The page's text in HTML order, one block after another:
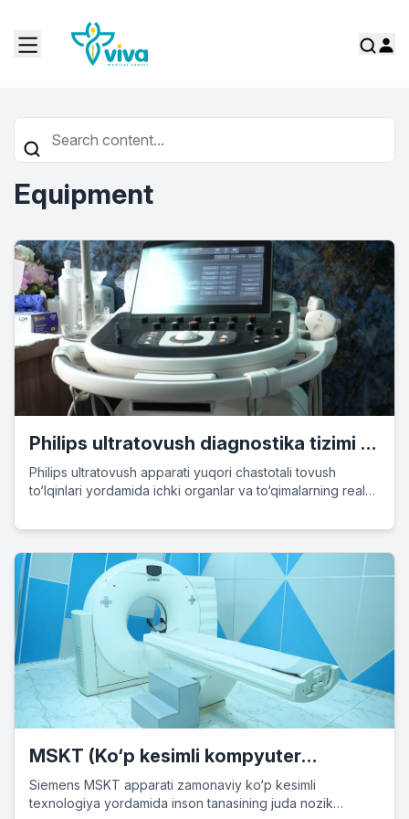
Equipment
Philips ultratovush diagnostika tizimi –
ilg‘or tasvirlash texnologiyasi
Philips ultratovush apparati yuqori chastotali tovush
to‘lqinlari yordamida ichki organlar va to‘qimalarning real
keng qo‘llaniladigan diagnosti…
MSKT (Ko‘p kesimli kompyuter
tomografiyasi) – Siemens Healthineers
KT apparati
Siemens MSKT apparati zamonaviy ko‘p kesimli
texnologiya yordamida inson tanasining juda nozik